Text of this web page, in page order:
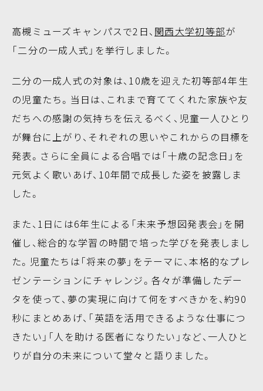
高槻ミューズキャンパスで2日、 関西大学初等部が
「二分の一成人式」を挙行しました。
二分の一成人式の対象は、10歳を迎えた初等部4年生
の児童たち。当日は、これまで育ててくれた家族や友
だちへの感謝の気持ちを伝えるべく、児童一人ひとり
が舞台に上がり、それぞれの思いやこれからの目標を
発表。さらに全員による合唱では「十歳の記念日」を
元気よく歌いあげ、10年間で成長した姿を披露しま
した。
また、1日には6年生による「未来予想図発表会」を開
催し、総合的な学習の時間で培った学びを発表しまし
た。児童たちは「将来の夢」をテーマに、本格的なプレ
ゼンテーションにチャレンジ。各々が準備したデー
タを使って、夢の実現に向けて何をすべきかを、約90
秒にまとめあげ、「英語を活用できるような仕事につ
きたい」「人を助ける医者になりたい」など、一人ひと
りが自分の未来について堂々と語りました。